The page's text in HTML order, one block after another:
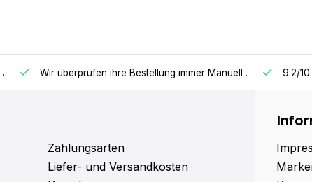
. Wir überprüfen ihre Bestellung immer Manuell . 9.2/10
Zahlungsarten
Liefer- und Versandkosten